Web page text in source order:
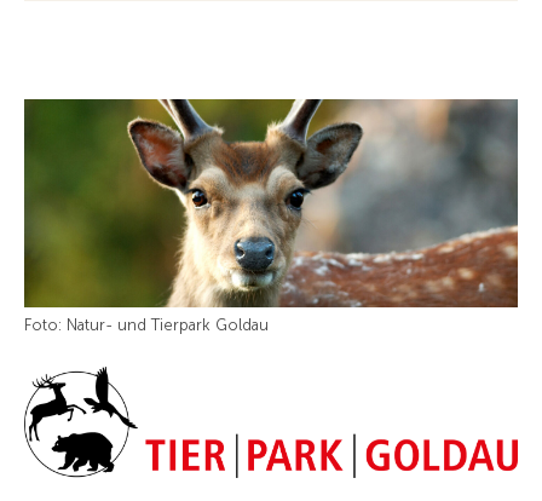
Foto: Natur- und Tierpark Goldau